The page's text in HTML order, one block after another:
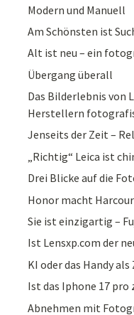
Modern und Manuell
Am Schönsten ist
Alt ist neu – ein
Übergang überall
Das Bilderlebnis von
Herstellern
Jenseits der Zeit –
„Richtig“ Leica ist
Drei Blicke auf die
Honor macht
Sie ist einzigartig –
Ist Lensxp.com der
KI oder das Handy
Ist das Iphone 17 pro
Abnehmen mit